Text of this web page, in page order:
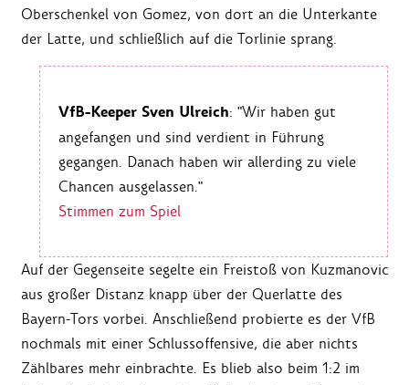
Oberschenkel von Gomez, von dort an die Unterkante
der Latte, und schließlich auf die Torlinie sprang.
VfB-Keeper Sven Ulreich: "Wir haben gut
angefangen und sind verdient in Führung
gegangen. Danach haben wir allerding zu viele
Chancen ausgelassen."
Stimmen zum Spiel
Auf der Gegenseite segelte ein Freistoß von Kuzmanovic
aus großer Distanz knapp über der Querlatte des
Bayern-Tors vorbei. Anschließend probierte es der VfB
nochmals mit einer Schlussoffensive, die aber nichts
Zählbares mehr einbrachte. Es blieb also beim 1:2 im